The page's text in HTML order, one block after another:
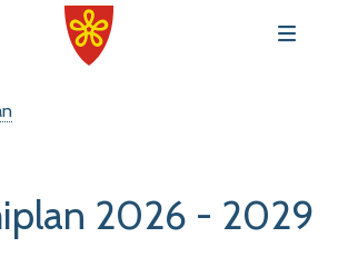
2026 - 2029